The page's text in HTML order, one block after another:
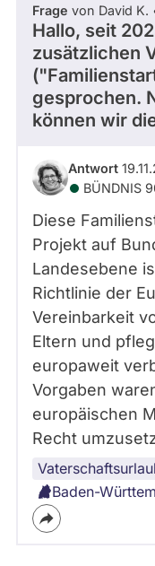
befragt
werden.
Thema
- Alle -
Antwort
- Alle -
Frage von David K.
Hallo, seit
zusätzlichen
gesprochen.
können wir
Antwort
BÜNDNIS
Diese
Projekt auf
Landesebene
Richtlinie der
Vereinbarkeit
Eltern und
europaweit
Vorgaben
europäischen
Recht
Baden-